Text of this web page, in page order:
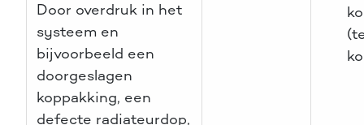
Door overdruk in het
systeem en
bijvoorbeeld een
doorgeslagen
koppakking, een
defecte radiateurdop,